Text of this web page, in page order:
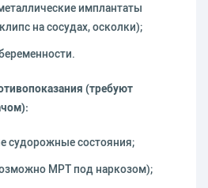
имплантаты
на сосудах, осколки);
(требуют
судорожные состояния;
МРТ под наркозом);